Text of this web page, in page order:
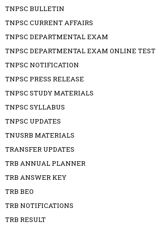
TNPSC BULLETIN
TNPSC CURRENT AFFAIRS
TNPSC DEPARTMENTAL EXAM
TNPSC DEPARTMENTAL EXAM ONLINE TEST
TNPSC NOTIFICATION
TNPSC PRESS RELEASE
TNPSC STUDY MATERIALS
TNPSC SYLLABUS
TNPSC UPDATES
TNUSRB MATERIALS
TRANSFER UPDATES
TRB ANNUAL PLANNER
TRB ANSWER KEY
TRB BEO
TRB NOTIFICATIONS
TRB RESULT